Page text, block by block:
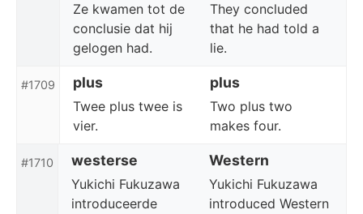
Ze kwamen tot de
conclusie dat hij
gelogen had.
They concluded
that he had told a
lie.
#1709 plus plus
Twee plus twee is
vier.
Two plus two
makes four.
#1710 westerse Western
Yukichi Fukuzawa
introduceerde
Yukichi Fukuzawa
introduced Western